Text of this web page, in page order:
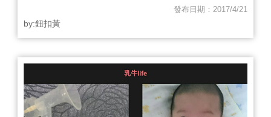
發布日期：2017/4/21
by:鈕扣黃